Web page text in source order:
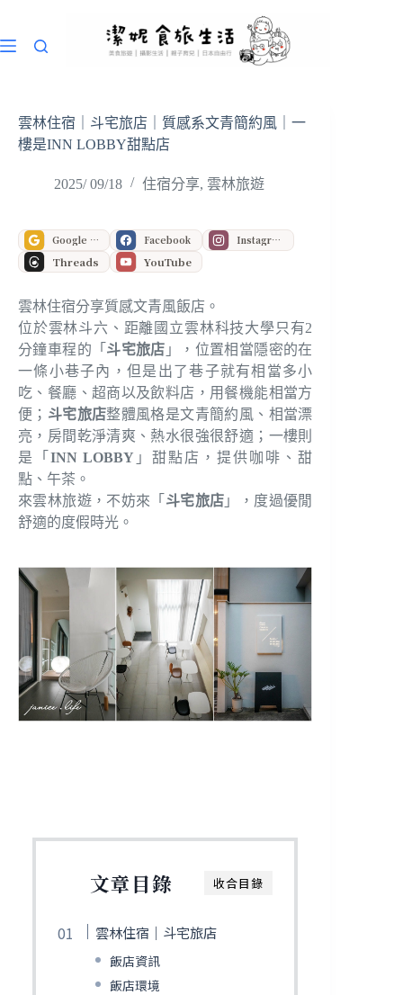
主
雲林住宿｜斗宅旅店｜質感系文青簡約風｜一
樓是INN LOBBY甜點店
2025/ 09/18 住宿分享, 雲林旅遊
Google 偏好來源 Facebook Instagram
Threads YouTube
雲林住宿分享質感文青風飯店。
位於雲林斗六、距離國立雲林科技大學只有2
分鐘車程的「 斗宅旅店 」，位置相當隱密的在
一條小巷子內，但是出了巷子就有相當多小
吃、餐廳、超商以及飲料店，用餐機能相當方
便； 斗宅旅店整體風格是文青簡約風、相當漂
亮，房間乾淨清爽、熱水很強很舒適；一樓則
是「INN LOBBY 」甜點店，提供咖啡、甜
點、午茶。
來雲林旅遊，不妨來「 斗宅旅店 」，度過優閒
舒適的度假時光。
收合目錄
文章目錄
雲林住宿｜斗宅旅店
飯店資訊
飯店環境